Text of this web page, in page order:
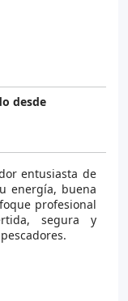
desde
entusiasta de
energía, buena
profesional
segura y